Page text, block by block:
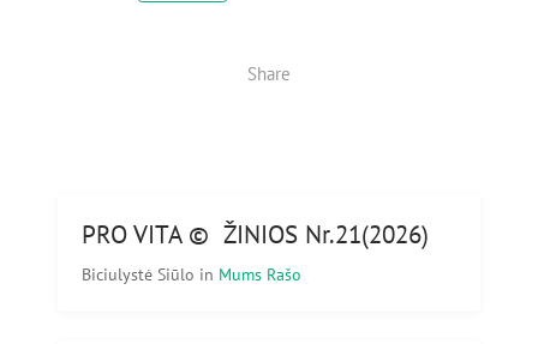
Share
PRO VITA © ŽINIOS Nr.21(2026)
Biciulystė Siūlo in Mums Rašo